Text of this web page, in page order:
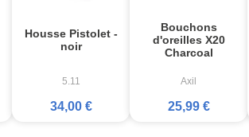
Housse Pistolet -
noir
5.11
34,00 €
Bouchons
d'oreilles X20
Charcoal
Axil
25,99 €